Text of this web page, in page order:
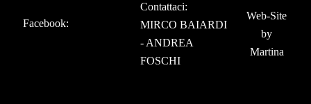
Facebook:
Contattaci:
MIRCO BAIARDI
- ANDREA
FOSCHI
Web-Site
by
Martina